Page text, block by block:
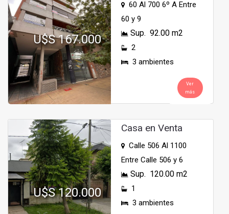
U$S 167.000
60 Al 700 6º A Entre
60 y 9
Sup. 92.00 m2
2
3 ambientes
Ver
más
U$S 120.000
Casa en Venta
Calle 506 Al 1100
Entre Calle 506 y 6
Sup. 120.00 m2
1
3 ambientes